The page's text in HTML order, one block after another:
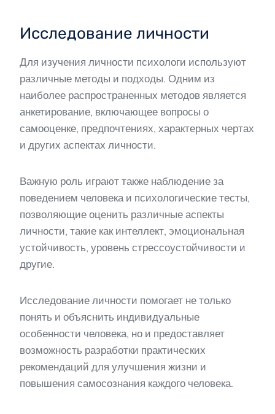
Исследование личности
Для изучения личности психологи используют
различные методы и подходы. Одним из
наиболее распространенных методов является
анкетирование, включающее вопросы о
самооценке, предпочтениях, характерных чертах
и других аспектах личности.
Важную роль играют также наблюдение за
поведением человека и психологические тесты,
позволяющие оценить различные аспекты
личности, такие как интеллект, эмоциональная
устойчивость, уровень стрессоустойчивости и
другие.
Исследование личности помогает не только
понять и объяснить индивидуальные
особенности человека, но и предоставляет
возможность разработки практических
рекомендаций для улучшения жизни и
повышения самосознания каждого человека.